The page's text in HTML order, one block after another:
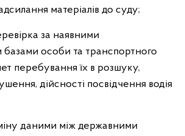
матеріалів до суду;
за наявними
особи та транспортного
перебування їх в розшуку,
дійсності посвідчення водія
даними між державними